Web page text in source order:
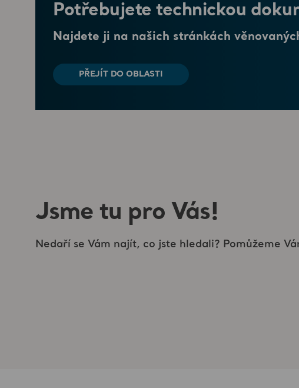
Potřebujete technickou
Najdete ji na našich stránkách
PŘEJÍT DO OBLASTI
Jsme tu pro Vás!
Nedaří se Vám najít, co jste hledali? Pomůžeme